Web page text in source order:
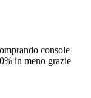
console
in meno grazie